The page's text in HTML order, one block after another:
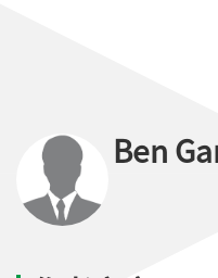
Ben